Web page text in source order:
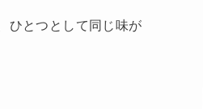
ひとつとして同じ味が